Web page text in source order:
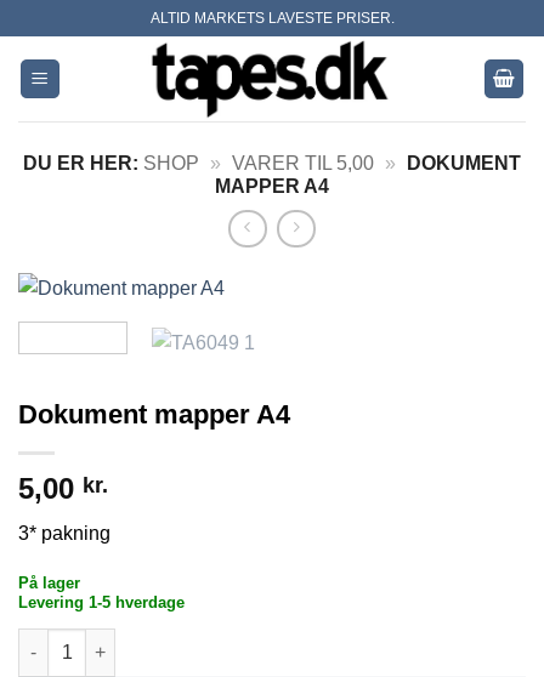
content
ALTID MARKETS LAVESTE PRISER.
DU ER HER: SHOP » VARER TIL 5,00 »
DOKUMENT
MAPPER A4
Dokument mapper A4
5,00 kr.
3* pakning
På lager
Levering 1-5 hverdage
Dokument mapper A4 antal